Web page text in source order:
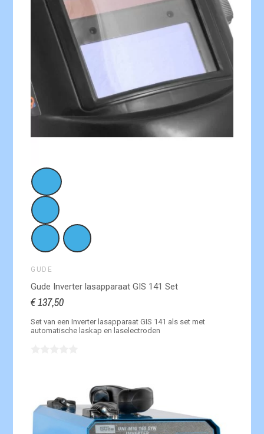
GUDE
Gude Inverter lasapparaat GIS 141 Set
€ 137,50
Set van een Inverter lasapparaat GIS 141 als set met
automatische laskap en laselectroden